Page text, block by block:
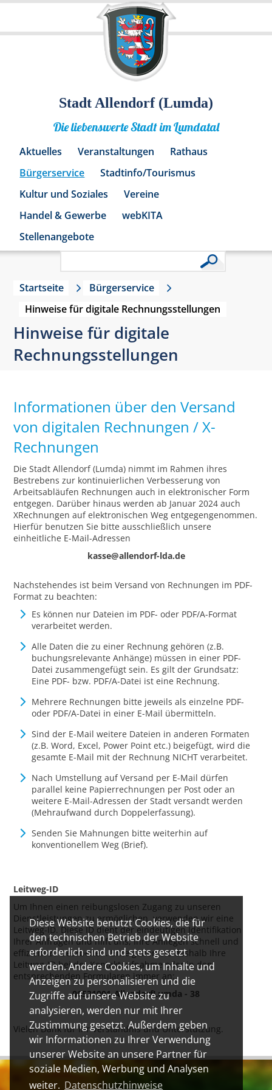
Diese Website benutzt Cookies, die für
den technischen Betrieb der Website
erforderlich sind und stets gesetzt
werden. Andere Cookies, um Inhalte und
Anzeigen zu personalisieren und die
Zugriffe auf unsere Website zu
analysieren, werden nur mit Ihrer
Zustimmung gesetzt. Außerdem geben
wir Informationen zu Ihrer Verwendung
unserer Website an unsere Partner für
soziale Medien, Werbung und Analysen
weiter. Datenschutzhinweise
Stadt Allendorf (Lumda)
Die liebenswerte Stadt im Lumdatal
Aktuelles Veranstaltungen
Rathaus
Bürgerservice
Stadtinfo/Tourismus
Kultur und Soziales
Vereine
Handel & Gewerbe
webKITA
Stellenangebote
Startseite
Bürgerservice
Hinweise für digitale Rechnungsstellungen
Hinweise für digitale
Rechnungsstellungen
Informationen über den Versand
von digitalen Rechnungen / X-
Rechnungen
Die Stadt Allendorf (Lumda) nimmt im Rahmen ihres
Bestrebens zur kontinuierlichen Verbesserung von
Arbeitsabläufen Rechnungen auch in elektronischer Form
entgegen. Darüber hinaus werden ab Januar 2024 auch
XRechnungen auf elektronischen Weg entgegengenommen.
Hierfür benutzen Sie bitte ausschließlich unsere
einheitliche E-Mail-Adressen
kasse@allendorf-lda.de
Nachstehendes ist beim Versand von Rechnungen im PDF-
Format zu beachten:
Es können nur Dateien im PDF- oder PDF/A-Format
verarbeitet werden.
Alle Daten die zu einer Rechnung gehören (z.B.
buchungsrelevante Anhänge) müssen in einer PDF-
Datei zusammengefügt sein. Es gilt der Grundsatz:
Eine PDF- bzw. PDF/A-Datei ist eine Rechnung.
Mehrere Rechnungen bitte jeweils als einzelne PDF-
oder PDF/A-Datei in einer E-Mail übermitteln.
Sind der E-Mail weitere Dateien in anderen Formaten
(z.B. Word, Excel, Power Point etc.) beigefügt, wird die
gesamte E-Mail mit der Rechnung NICHT verarbeitet.
Nach Umstellung auf Versand per E-Mail dürfen
parallel keine Papierrechnungen per Post oder an
weitere E-Mail-Adressen der Stadt versandt werden
(Mehraufwand durch Doppelerfassung).
Senden Sie Mahnungen bitte weiterhin auf
konventionellem Weg (Brief).
Leitweg-ID
Um Ihnen einen reibungslosen Zugang zu unseren
Dienstleistungen zu ermöglichen, verwenden wir eine
Leitweg-ID. Diese ID dient der eindeutigen Identifikation
Ihrer Anfragen und hilft uns, Ihre Anliegen schnell und
effizient zu bearbeiten. Bitte geben Sie deshalb Ihre
Leitweg-ID bei der Kontaktaufnahme oder in den
entsprechenden Formularen immer an:
06531001-AllendorfLumda - 38
Vielen Dank für Ihr Verständnis und Unterstützung.